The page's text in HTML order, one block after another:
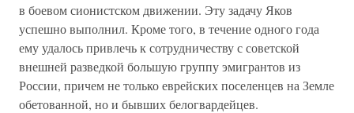
в боевом сионистском движении. Эту задачу Яков
успешно выполнил. Кроме того, в течение одного года
ему удалось привлечь к сотрудничеству с советской
внешней разведкой большую группу эмигрантов из
России, причем не только еврейских поселенцев на Земле
обетованной, но и бывших белогвардейцев.